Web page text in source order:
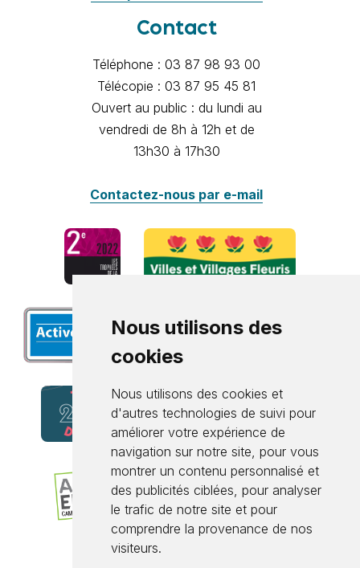
Nous utilisons des
cookies
Nous utilisons des cookies et
d'autres technologies de suivi pour
améliorer votre expérience de
navigation sur notre site, pour vous
montrer un contenu personnalisé et
des publicités ciblées, pour analyser
le trafic de notre site et pour
comprendre la provenance de nos
visiteurs.
Contact
Téléphone : 03 87 98 93 00
Télécopie : 03 87 95 45 81
Ouvert au public : du lundi au
vendredi de 8h à 12h et de
13h30 à 17h30
Contactez-nous par e-mail